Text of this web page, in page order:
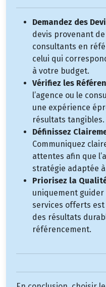
Demandez des
devis provenant
consultants en
celui qui
à votre budget.
Vérifiez les
l’agence ou le
une expérience
résultats tangibles.
Définissez
Communiquez
attentes afin que
stratégie adaptée
Priorisez la
uniquement
services offerts
des résultats
référencement.